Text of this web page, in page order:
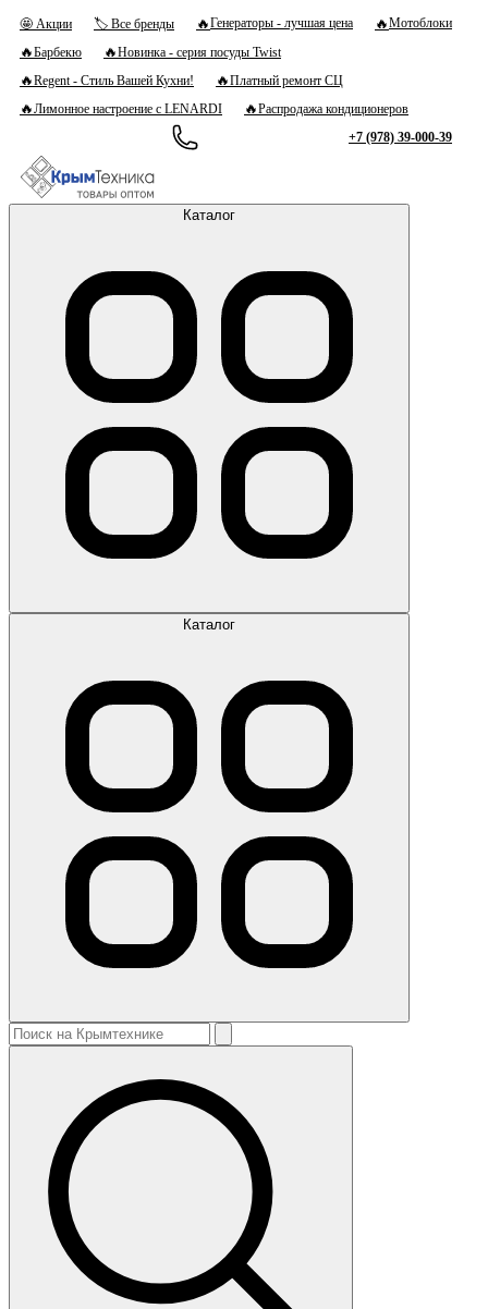
🤩 Акции 🏷 Все бренды 🔥Генераторы - лучшая цена 🔥Мотоблоки
🔥Барбекю 🔥Новинка - серия посуды Twist
🔥Regent - Стиль Вашей Кухни! 🔥Платный ремонт СЦ
🔥Лимонное настроение с LENARDI 🔥Распродажа кондиционеров
+7 (978) 39-000-39